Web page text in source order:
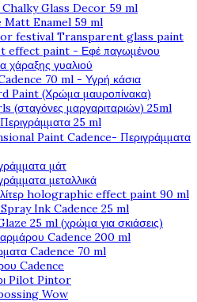
Glass Decor 59 ml
Matt Enamel 59 ml
festival Transparent glass paint
effect paint - Εφέ παγωμένου
χάραξης γυαλιού
70 ml - Υγρή κάσια
Paint (Χρώμα μαυροπίνακα)
(σταγόνες μαργαριταριών) 25ml
25 ml
Paint Cadence- Περιγράμματα
μάτ
μεταλλικά
holographic effect paint 90 ml
Ink Cadence 25 ml
25 ml (χρώμα για σκιάσεις)
Cadence 200 ml
Cadence 70 ml
Cadence
Pilot Pintor
Wow